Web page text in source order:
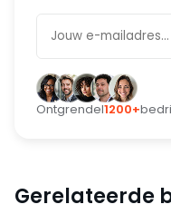
Markten &
Onderneming richt
Klanten werken met
Onderneming is
klantengroep.
Ontgrendel1200+
Gerelateerde